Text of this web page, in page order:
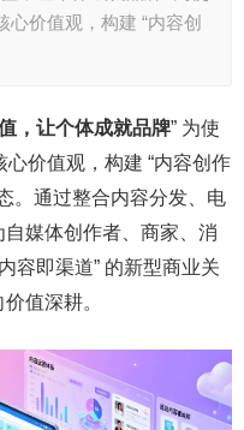
心价值观，构建 “内容创
，让个体成就品牌” 为使
心价值观，构建 “内容创作
。通过整合内容分发、电
媒体创作者、商家、消
容即渠道” 的新型商业关
值深耕。